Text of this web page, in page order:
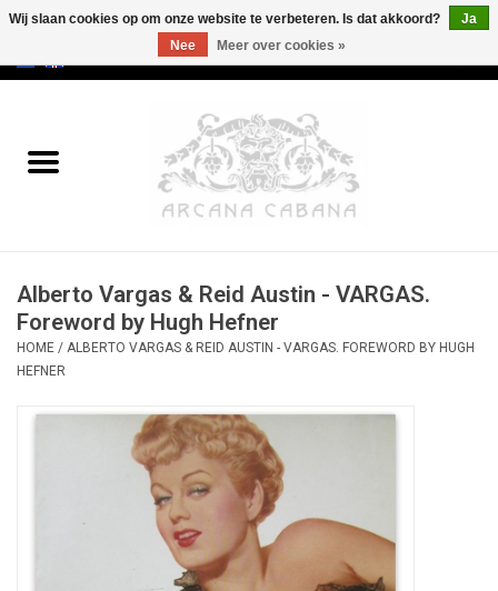
Oud & Zeldzaam
Erotica
Curiosa
Categorieën
Alberto Vargas & Reid Austin - VARGAS.
Foreword by Hugh Hefner
HOME / ALBERTO VARGAS & REID AUSTIN - VARGAS. FOREWORD BY HUGH
HEFNER
Wij slaan cookies op om onze website te verbeteren. Is dat akkoord?
Ja
Nee
Meer over cookies »